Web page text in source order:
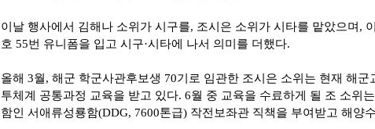
이날 행사에서 김해나 소위가 시구를, 조시은 소위가 시타를 맡았으며 ,
호 55번 유니폼을 입고 시구·시타에 나서 의미를 더했다.
올해 3월, 해군 학군사관후보생 70기로 임관한 조시은 소위는 현재 해
투체계 공통과정 교육을 받고 있다. 6월 중 교육을 수료하게 될 조 소위
함인 서애류성룡함(DDG, 7600톤급) 작전보좌관 직책을 부여받고 해양